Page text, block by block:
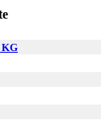
KG